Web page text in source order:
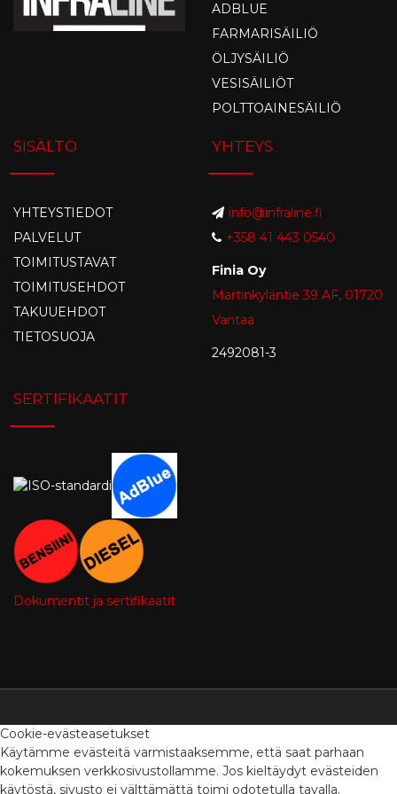
ADBLUE
FARMARISÄILIÖ
ÖLJYSÄILIÖ
VESISÄILIÖT
POLTTOAINESÄILIÖ
SISÄLTÖ
YHTEYSTIEDOT
PALVELUT
TOIMITUSTAVAT
TOIMITUSEHDOT
TAKUUEHDOT
TIETOSUOJA
YHTEYS
info@infraline.fi
+358 41 443 0540
Finia Oy
Martinkyläntie 39 AF, 01720
Vantaa
2492081-3
SERTIFIKAATIT
Dokumentit ja sertifikaatit
Cookie-evästeasetukset
Käytämme evästeitä varmistaaksemme, että saat parhaan
kokemuksen verkkosivustollamme. Jos kieltäydyt evästeiden
käytöstä, sivusto ei välttämättä toimi odotetulla tavalla.